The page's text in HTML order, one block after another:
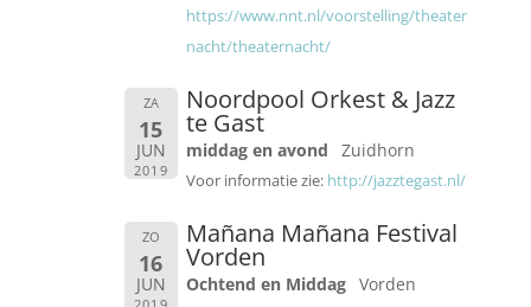
https://www.nnt.nl/voorstelling/theater
nacht/theaternacht/
ZA
15
JUN
2019
Noordpool Orkest & Jazz
te Gast
middag en avond Zuidhorn
Voor informatie zie:http://jazztegast.nl/
ZO
16
JUN
Mañana Mañana Festival
Vorden
Ochtend en Middag Vorden